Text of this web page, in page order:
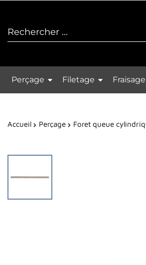
Perçage Filetage Fraisage
Accueil Perçage Foret queue